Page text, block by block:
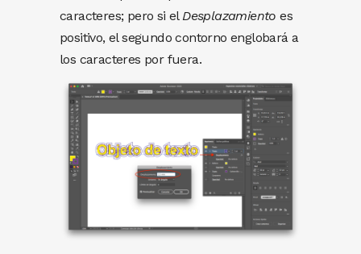
caracteres; pero si elDesplazamiento es
positivo, el segundo contorno englobará a
los caracteres por fuera.